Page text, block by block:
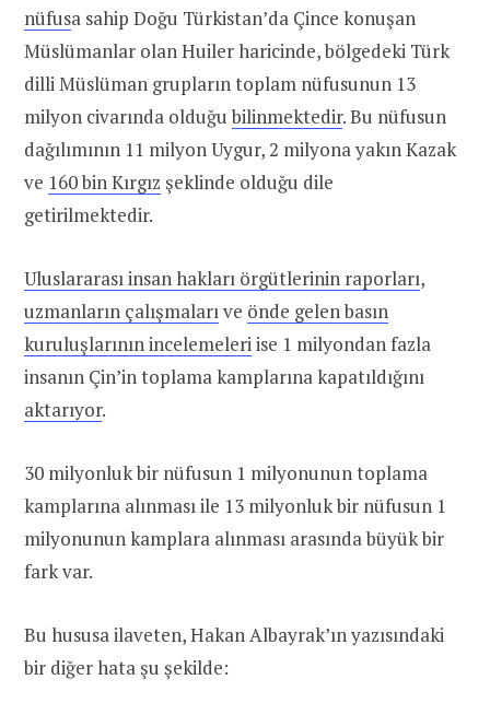
nüfusa sahip Doğu Türkistan’da Çince konuşan
Müslümanlar olan Huiler haricinde, bölgedeki Türk
dilli Müslüman grupların toplam nüfusunun 13
milyon civarında olduğubilinmektedir. Bu nüfusun
dağılımının 11 milyon Uygur, 2 milyona yakın Kazak
ve 160 bin Kırgız şeklinde olduğu dile
getirilmektedir.
Uluslararası insan hakları örgütlerinin raporları,
uzmanların çalışmalarıve önde gelen basın
kuruluşlarının incelemeleriise 1 milyondan fazla
insanın Çin’in toplama kamplarına kapatıldığını
aktarıyor.
30 milyonluk bir nüfusun 1 milyonunun toplama
kamplarına alınması ile 13 milyonluk bir nüfusun 1
milyonunun kamplara alınması arasında büyük bir
fark var.
Bu hususa ilaveten, Hakan Albayrak’ın yazısındaki
bir diğer hata şu şekilde: